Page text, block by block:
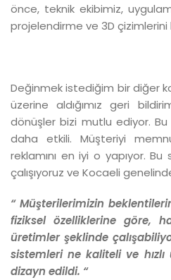
önce, teknik ekibimiz,
projelendirme ve 3D çizimlerini
Değinmek istediğim bir diğer
üzerine aldığımız geri
dönüşler bizi mutlu ediyor.
daha etkili. Müşteriyi
reklamını en iyi o yapıyor.
çalışıyoruz ve Kocaeli
“ Müşterilerimizin
fiziksel özelliklerine göre,
üretimler şeklinde
sistemleri ne kaliteli ve
dizayn edildi. “